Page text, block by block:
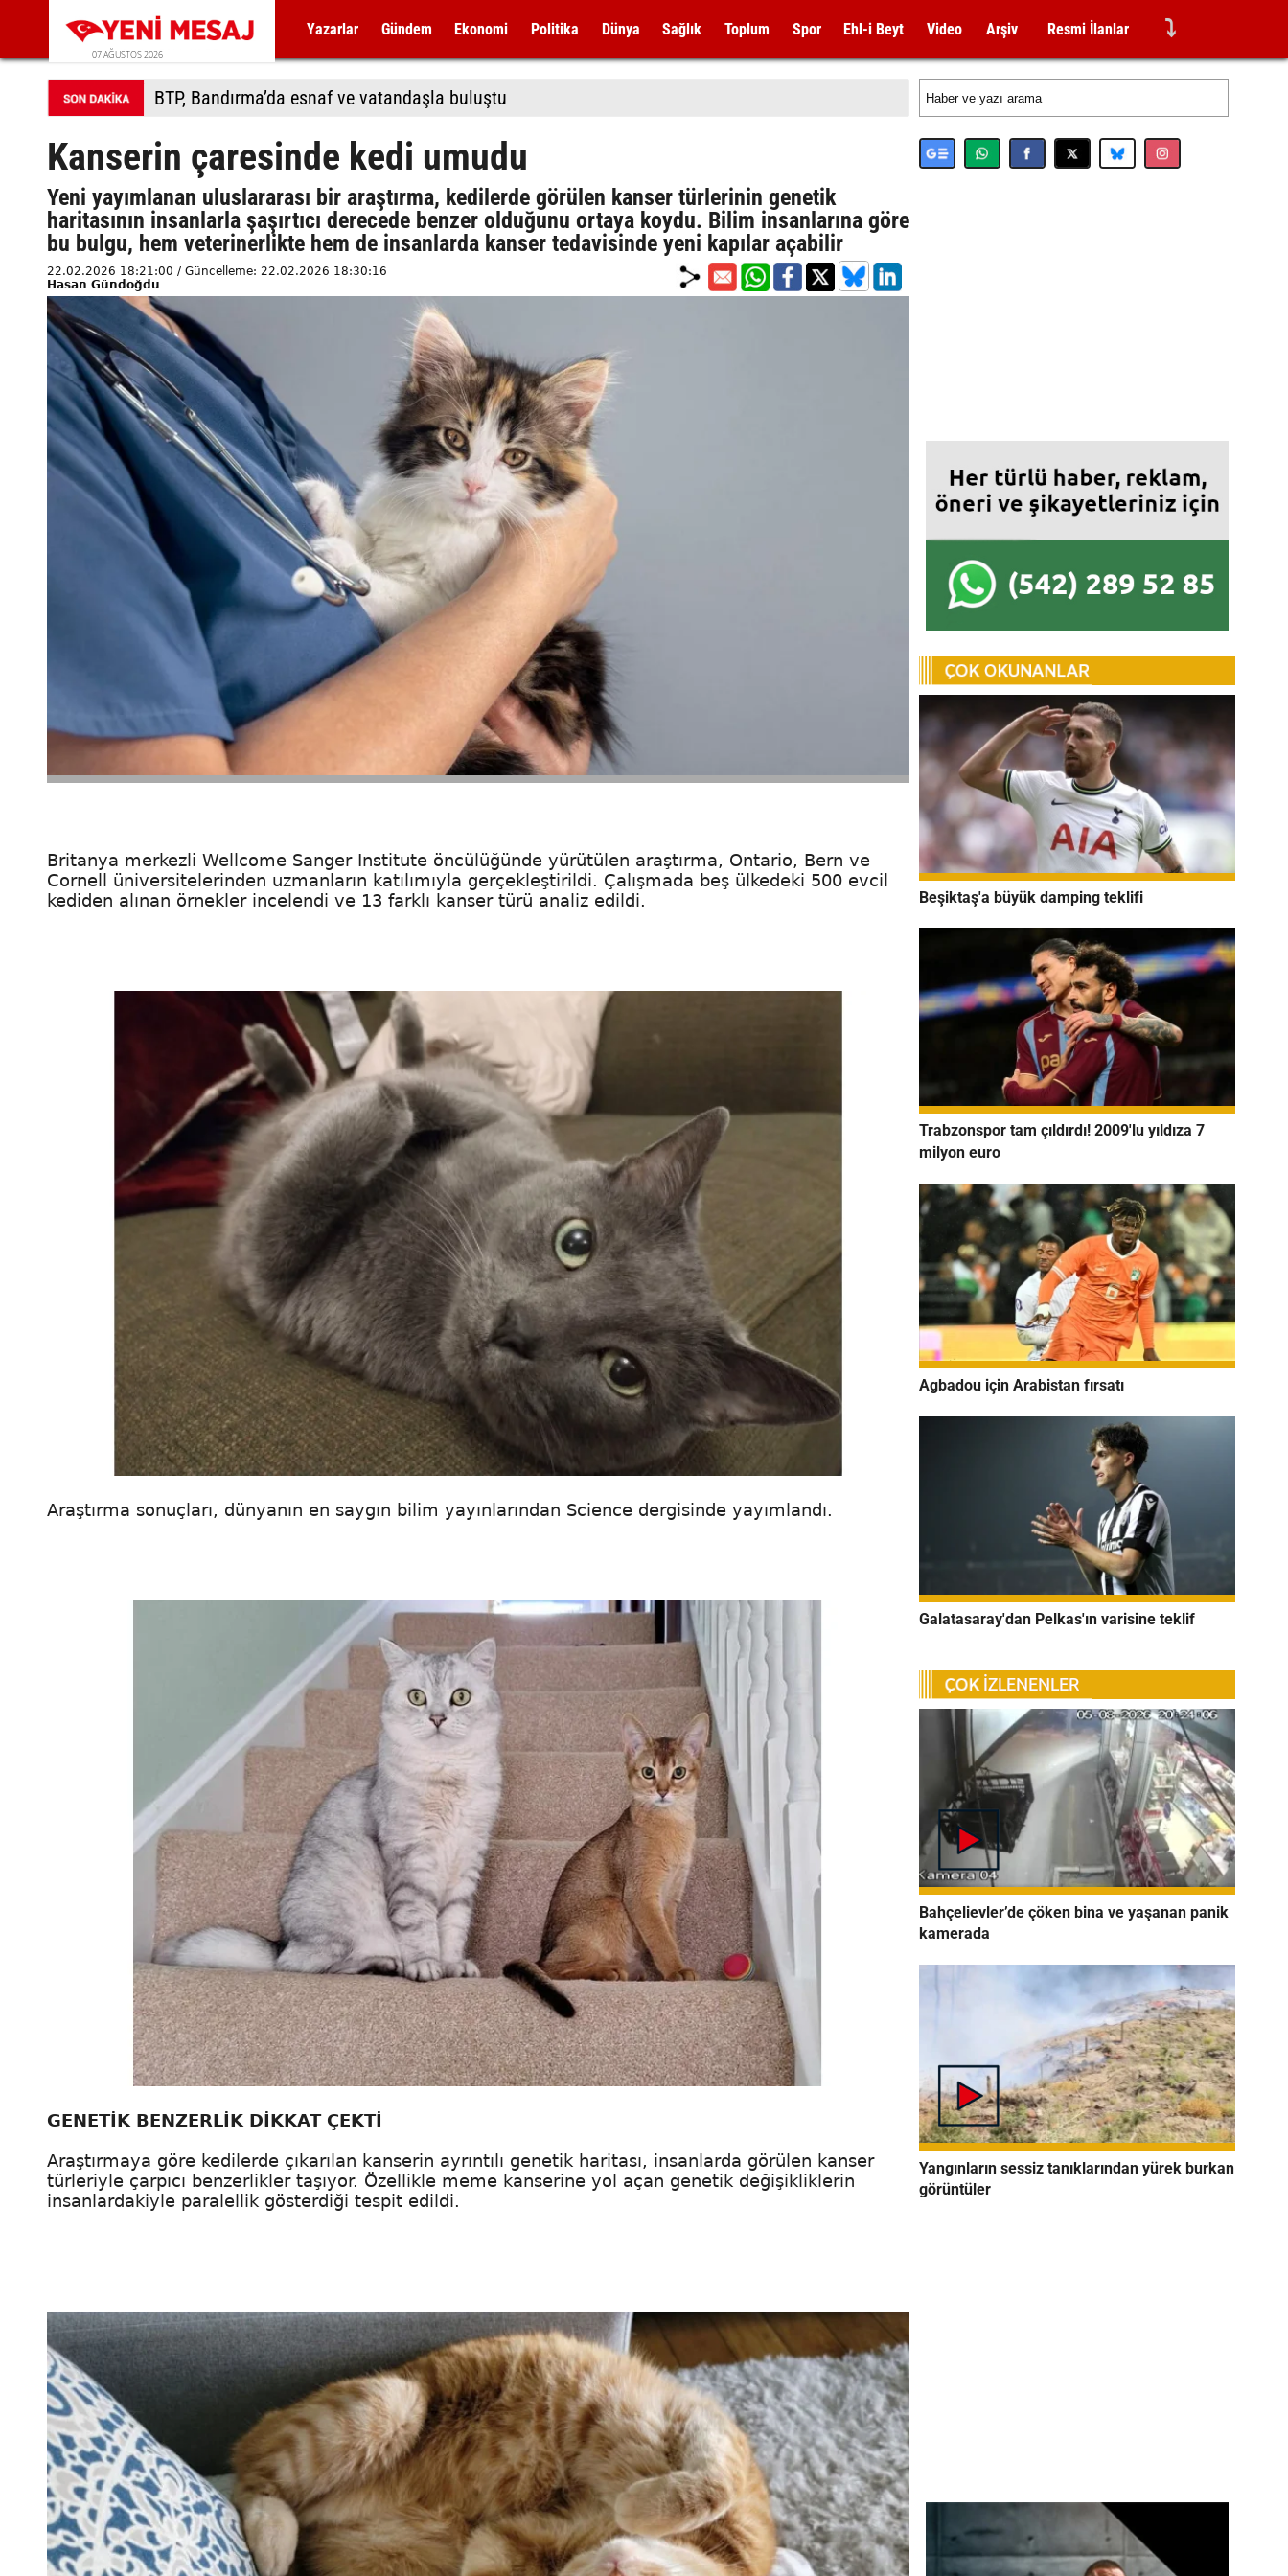
07 AĞUSTOS 2026
Yazarlar Gündem Ekonomi Politika Dünya Sağlık Toplum Spor Ehl-i Beyt Video Arşiv Resmi İlanlar ⤵
BTP, Bandırma’da esnaf ve vatandaşla buluştu
Kanserin çaresinde kedi umudu
Yeni yayımlanan uluslararası bir araştırma, kedilerde görülen kanser türlerinin genetik
haritasının insanlarla şaşırtıcı derecede benzer olduğunu ortaya koydu. Bilim insanlarına göre
bu bulgu, hem veterinerlikte hem de insanlarda kanser tedavisinde yeni kapılar açabilir
22.02.2026 18:21:00 / Güncelleme: 22.02.2026 18:30:16
Hasan Gündoğdu
Britanya merkezli Wellcome Sanger Institute öncülüğünde yürütülen araştırma, Ontario, Bern ve
Cornell üniversitelerinden uzmanların katılımıyla gerçekleştirildi. Çalışmada beş ülkedeki 500 evcil
kediden alınan örnekler incelendi ve 13 farklı kanser türü analiz edildi.
Araştırma sonuçları, dünyanın en saygın bilim yayınlarından Science dergisinde yayımlandı.
GENETİK BENZERLİK DİKKAT ÇEKTİ
Araştırmaya göre kedilerde çıkarılan kanserin ayrıntılı genetik haritası, insanlarda görülen kanser
türleriyle çarpıcı benzerlikler taşıyor. Özellikle meme kanserine yol açan genetik değişikliklerin
insanlardakiyle paralellik gösterdiği tespit edildi.
Beşiktaş'a büyük damping teklifi
Trabzonspor tam çıldırdı! 2009'lu yıldıza 7
milyon euro
Agbadou için Arabistan fırsatı
Galatasaray'dan Pelkas'ın varisine teklif
Bahçelievler’de çöken bina ve yaşanan panik
kamerada
Yangınların sessiz tanıklarından yürek burkan
görüntüler